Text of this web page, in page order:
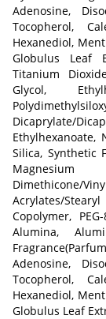
Adenosine,
Tocopherol,
Hexanediol,
Globulus Leaf
Titanium
Glycol,
Dicaprylate/
Ethylhexanoate,
Silica, Synthetic
Magnesium
Acrylates/
Copolymer,
Alumina,
Adenosine,
Tocopherol,
Hexanediol,
Globulus Leaf